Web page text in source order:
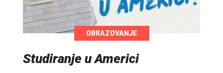
OBRAZOVANJE
Studiranje u Americi